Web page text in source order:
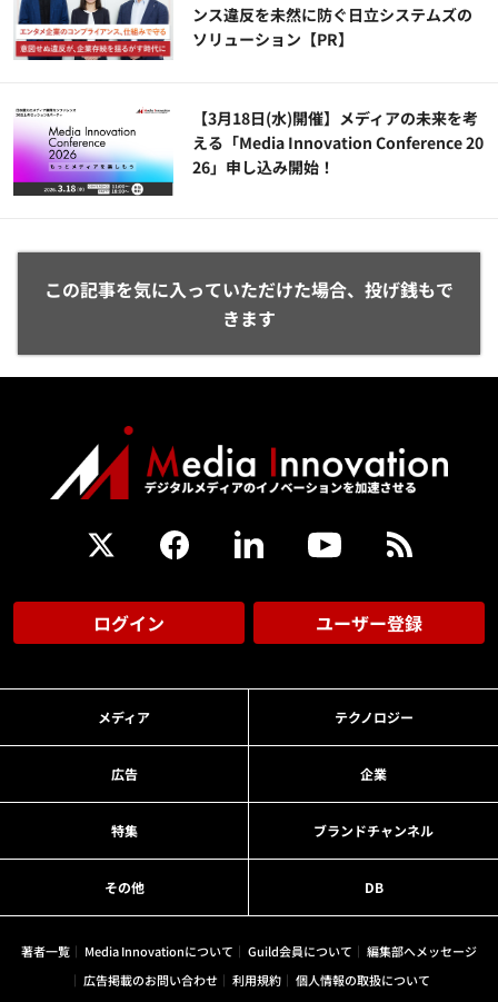
ンス違反を未然に防ぐ日立システムズの
ソリューション​【PR】
【3月18日(水)開催】メディアの未来を考
える「Media Innovation Conference 20
26」申し込み開始！
この記事を気に入っていただけた場合、投げ銭もで
きます
ログイン ユーザー登録
メディア テクノロジー
広告 企業
特集 ブランドチャンネル
その他 DB
著者一覧 Media Innovationについて Guild会員について
編集部へメッセージ
広告掲載のお問い合わせ
利用規約
個人情報の取扱について